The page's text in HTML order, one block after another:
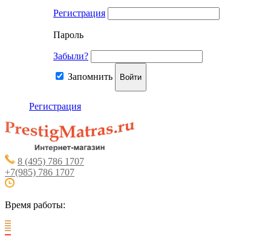
Регистрация
Пароль
Забыли?
Запомнить Войти
Регистрация
8 (495) 786 1707
+7(985) 786 1707
Время работы: